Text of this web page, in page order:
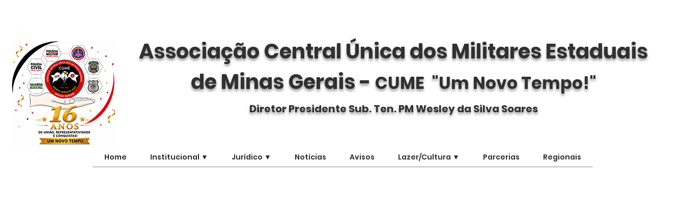
Associação Central Única dos Militares Estaduais
de Minas Gerais -CUME "Um Novo Tempo!"
Diretor Presidente Sub. Ten. PM Wesley da Silva Soares
Home Institucional ▼ Jurídico ▼ Notícias Avisos Lazer/Cultura ▼ Parcerias Regionais